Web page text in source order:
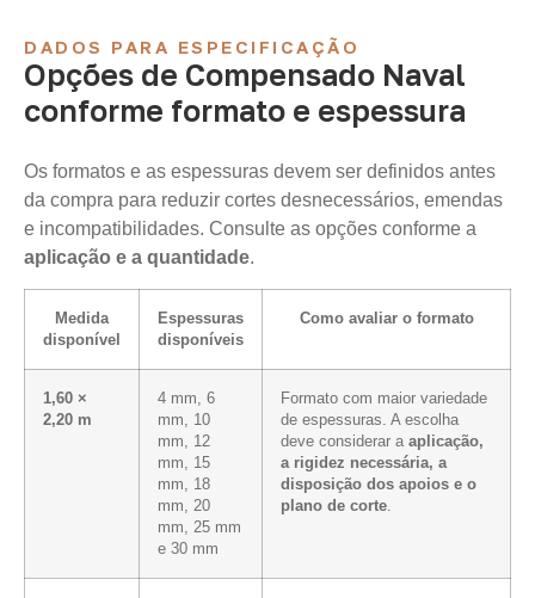
DADOS PARA ESPECIFICAÇÃO
Opções de Compensado Naval
conforme formato e espessura
Os formatos e as espessuras devem ser definidos antes
da compra para reduzir cortes desnecessários, emendas
e incompatibilidades. Consulte as opções conforme a
aplicação e a quantidade.
Medida
disponível
Espessuras
disponíveis
Como avaliar o formato
1,60 ×
2,20 m
4 mm, 6
mm, 10
mm, 12
mm, 15
mm, 18
mm, 20
mm, 25 mm
e 30 mm
Formato com maior variedade
de espessuras. A escolha
deve considerar a aplicação,
a rigidez necessária, a
disposição dos apoios e o
plano de corte.